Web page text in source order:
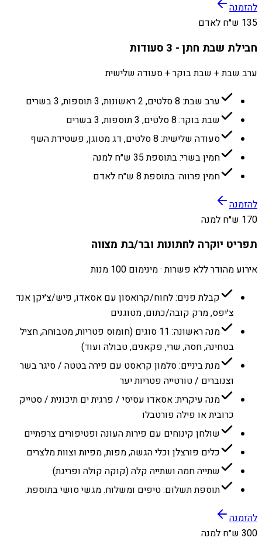
להזמנה
135 ש״ח לאדם
חבילת שבת חתן - 3 סעודות
ערב שבת + שבת בוקר + סעודה שלישית
ערב שבת: 8 סלטים, 2 ראשונות, 3 תוספות, 3 בשרים
שבת בוקר: 8 סלטים, 3 תוספות, 3 בשרים
סעודה שלישית: 8 סלטים, דג מטוגן, פשטידת השף
חמין בשרי: בתוספת 35 ש״ח למנה
חמין פרווה: בתוספת 8 ש״ח לאדם
להזמנה
170 ש״ח למנה
תפריט יוקרה לחתונות ובר/בת מצווה
אירוע מהודר ללא פשרות · מינימום 100 מנות
קבלת פנים: לחוח/קרואסון עם אסאדו, פיש/צ׳יקן אנד
צ׳יפס, מרק קובה/כתום, מטוגנים
מנה ראשונה: 11 סוגים (חומוס פטריות, מטבוחה, חציל
בטחינה, חסה, שרי, פקאנים, טבולה ועוד)
מנת ביניים: סלמון קראסט עם פירה בטטה / סיגר בשר
וצנוברים / טורטייה פטריות יער
מנה עיקרית: אסאדו עסיסי / פרגית ים תיכונית / סטייק
כרובית או פילה פורטבלו
שולחן קינוחים עם פירות העונה ופטיפורים צרפתיים
כלים פורצלן וכלי הגשה, מפות, מפיות וצוות מלצרים
שתייה חמה ושתייה קלה (קוקה קולה ופריגת)
תוספת תשלום: טיפים ומשלוח. מגשי סושי בתוספת.
להזמנה
300 ש״ח למנה